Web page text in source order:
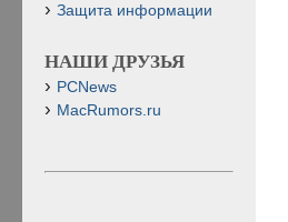
Защита информации
НАШИ ДРУЗЬЯ
PCNews
MacRumors.ru